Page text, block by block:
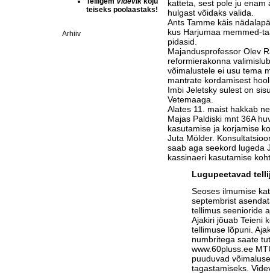
teiseks poolaastaks!
Arhiiv
katteta, sest pole ju enam
hulgast võidaks valida.
Ants Tamme käis
kus Harjumaa memmed-
pidasid.
Majandusprofessor Olev
reformierakonna
võimalustele ei usu tema
mantrate kordamisest
Imbi Jeletsky sulest on
Vetemaaga.
Alates 11. maist hakkab
Majas Paldiski mnt 36A
kasutamise ja korjamise
Juta Mölder.
saab aga seekord lugeda
kassinaeri kasutamise
Lugupeetavad
Seoses ilmumise
septembrist
tellimus seenioride
Ajakiri jõuab Teieni
tellimuse lõpuni.
numbritega saate
www.60pluss.ee
puuduvad
tagastamiseks.